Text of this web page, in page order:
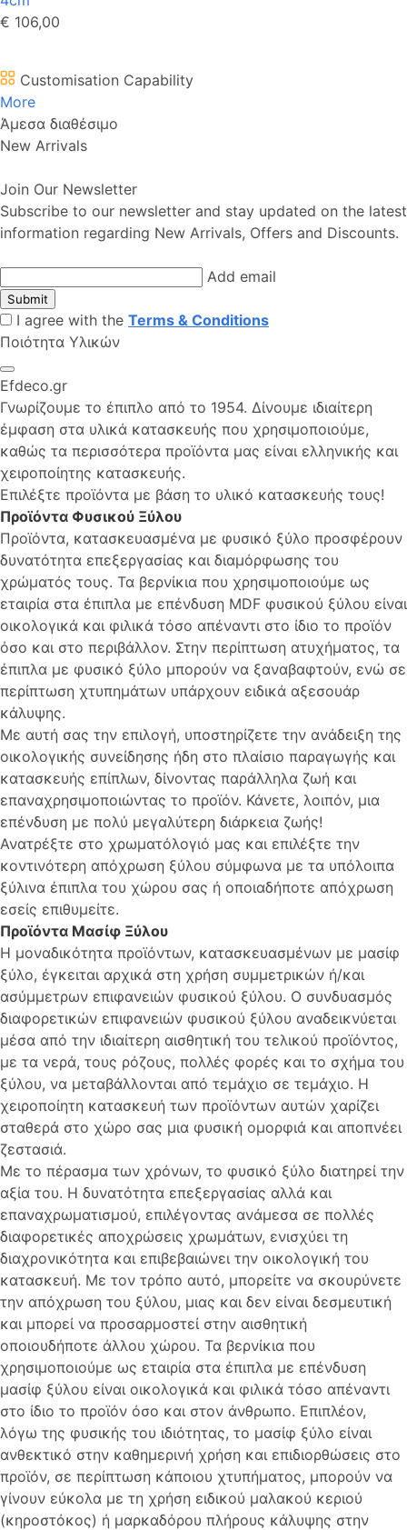
€ 106,00
Customisation Capability
More
Άμεσα διαθέσιμο
New Arrivals
Join Our Newsletter
Subscribe to our newsletter and stay updated on the latest
information regarding New Arrivals, Offers and Discounts.
Add email
Submit
I agree with the Terms & Conditions
Ποιότητα Υλικών
Efdeco.gr
Γνωρίζουμε το έπιπλο από το 1954. Δίνουμε ιδιαίτερη
έμφαση στα υλικά κατασκευής που χρησιμοποιούμε,
καθώς τα περισσότερα προϊόντα μας είναι ελληνικής και
χειροποίητης κατασκευής.
Επιλέξτε προϊόντα με βάση το υλικό κατασκευής τους!
Προϊόντα Φυσικού Ξύλου
Προϊόντα, κατασκευασμένα με φυσικό ξύλο προσφέρουν
δυνατότητα επεξεργασίας και διαμόρφωσης του
χρώματός τους. Τα βερνίκια που χρησιμοποιούμε ως
εταιρία στα έπιπλα με επένδυση MDF φυσικού ξύλου είναι
οικολογικά και φιλικά τόσο απέναντι στο ίδιο το προϊόν
όσο και στο περιβάλλον. Στην περίπτωση ατυχήματος, τα
έπιπλα με φυσικό ξύλο μπορούν να ξαναβαφτούν, ενώ σε
περίπτωση χτυπημάτων υπάρχουν ειδικά αξεσουάρ
κάλυψης.
Με αυτή σας την επιλογή, υποστηρίζετε την ανάδειξη της
οικολογικής συνείδησης ήδη στο πλαίσιο παραγωγής και
κατασκευής επίπλων, δίνοντας παράλληλα ζωή και
επαναχρησιμοποιώντας το προϊόν. Κάνετε, λοιπόν, μια
επένδυση με πολύ μεγαλύτερη διάρκεια ζωής!
Ανατρέξτε στο χρωματόλογιό μας και επιλέξτε την
κοντινότερη απόχρωση ξύλου σύμφωνα με τα υπόλοιπα
ξύλινα έπιπλα του χώρου σας ή οποιαδήποτε απόχρωση
εσείς επιθυμείτε.
Προϊόντα Μασίφ Ξύλου
Η μοναδικότητα προϊόντων, κατασκευασμένων με μασίφ
ξύλο, έγκειται αρχικά στη χρήση συμμετρικών ή/και
ασύμμετρων επιφανειών φυσικού ξύλου. Ο συνδυασμός
διαφορετικών επιφανειών φυσικού ξύλου αναδεικνύεται
μέσα από την ιδιαίτερη αισθητική του τελικού προϊόντος,
με τα νερά, τους ρόζους, πολλές φορές και το σχήμα του
ξύλου, να μεταβάλλονται από τεμάχιο σε τεμάχιο. Η
χειροποίητη κατασκευή των προϊόντων αυτών χαρίζει
σταθερά στο χώρο σας μια φυσική ομορφιά και αποπνέει
ζεστασιά.
Με το πέρασμα των χρόνων, το φυσικό ξύλο διατηρεί την
αξία του. Η δυνατότητα επεξεργασίας αλλά και
επαναχρωματισμού, επιλέγοντας ανάμεσα σε πολλές
διαφορετικές αποχρώσεις χρωμάτων, ενισχύει τη
διαχρονικότητα και επιβεβαιώνει την οικολογική του
κατασκευή. Με τον τρόπο αυτό, μπορείτε να σκουρύνετε
την απόχρωση του ξύλου, μιας και δεν είναι δεσμευτική
και μπορεί να προσαρμοστεί στην αισθητική
οποιουδήποτε άλλου χώρου. Τα βερνίκια που
χρησιμοποιούμε ως εταιρία στα έπιπλα με επένδυση
μασίφ ξύλου είναι οικολογικά και φιλικά τόσο απέναντι
στο ίδιο το προϊόν όσο και στον άνθρωπο. Επιπλέον,
λόγω της φυσικής του ιδιότητας, το μασίφ ξύλο είναι
ανθεκτικό στην καθημερινή χρήση και επιδιορθώσεις στο
προϊόν, σε περίπτωση κάποιου χτυπήματος, μπορούν να
γίνουν εύκολα με τη χρήση ειδικού μαλακού κεριού
(κηροστόκος) ή μαρκαδόρου πλήρους κάλυψης στην